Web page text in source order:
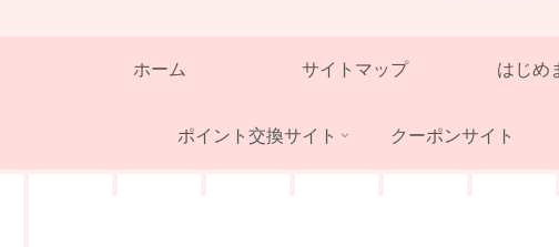
ホーム サイトマップ はじめ
ポイント交換サイト クーポンサイト